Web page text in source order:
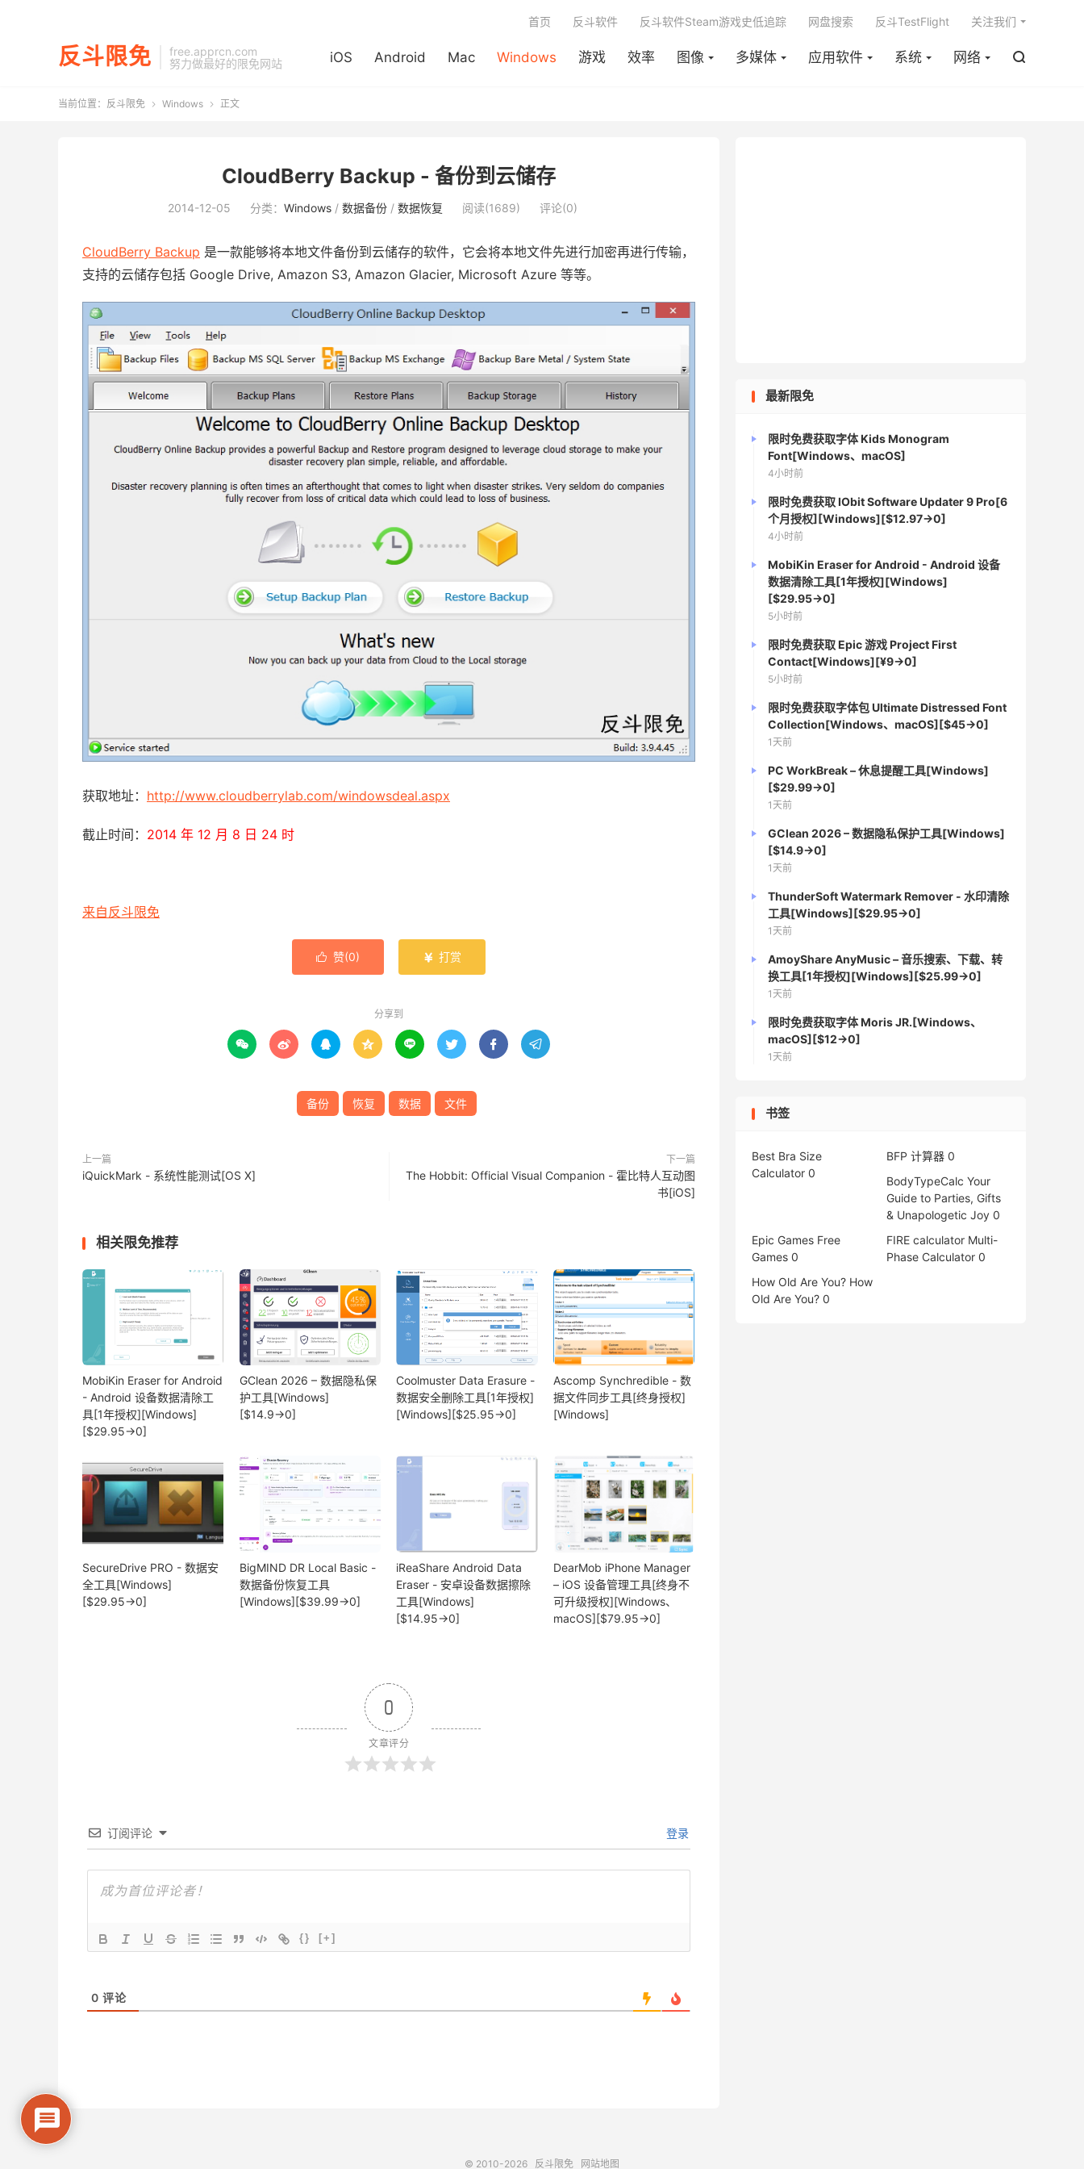
反斗限免
free.apprcn.com
努力做最好的限免网站
iOS Android Mac Windows 游戏 效率 图像 多媒体 应用软件 系统 网络 
首页 反斗软件 反斗软件Steam游戏史低追踪 网盘搜索 反斗TestFlight 关注我们
当前位置： 反斗限免  Windows  正文
CloudBerry Backup - 备份到云储存
2014-12-05 分类： Windows / 数据备份 / 数据恢复 阅读(1689) 评论(0)
CloudBerry Backup 是一款能够将本地文件备份到云储存的软件，它会将本地文件先进行加密再进行传输，
支持的云储存包括 Google Drive, Amazon S3, Amazon Glacier, Microsoft Azure 等等。
获取地址： http://www.cloudberrylab.com/windowsdeal.aspx
截止时间： 2014 年 12 月 8 日 24 时
来自反斗限免
 赞(0)  打赏
分享到
       
备份 恢复 数据 文件
上一篇
iQuickMark - 系统性能测试[OS X]
下一篇
The Hobbit: Official Visual Companion - 霍比特人互动图
书[iOS]
相关限免推荐
MobiKin Eraser for Android
- Android 设备数据清除工
具[1年授权][Windows]
[$29.95→0]
GClean 2026 – 数据隐私保
护工具[Windows]
[$14.9→0]
Coolmuster Data Erasure -
数据安全删除工具[1年授权]
[Windows][$25.95→0]
Ascomp Synchredible - 数
据文件同步工具[终身授权]
[Windows]
SecureDrive PRO - 数据安
全工具[Windows]
[$29.95→0]
BigMIND DR Local Basic -
数据备份恢复工具
[Windows][$39.99→0]
iReaShare Android Data
Eraser - 安卓设备数据擦除
工具[Windows]
[$14.95→0]
DearMob iPhone Manager
– iOS 设备管理工具[终身不
可升级授权][Windows、
macOS][$79.95→0]
0
文章评分
订阅评论 登录
{} [+]
0 评论
最新限免
限时免费获取字体 Kids Monogram
Font[Windows、macOS]
4小时前
限时免费获取 IObit Software Updater 9 Pro[6
个月授权][Windows][$12.97→0]
4小时前
MobiKin Eraser for Android - Android 设备
数据清除工具[1年授权][Windows]
[$29.95→0]
5小时前
限时免费获取 Epic 游戏 Project First
Contact[Windows][¥9→0]
5小时前
限时免费获取字体包 Ultimate Distressed Font
Collection[Windows、macOS][$45→0]
1天前
PC WorkBreak – 休息提醒工具[Windows]
[$29.99→0]
1天前
GClean 2026 – 数据隐私保护工具[Windows]
[$14.9→0]
1天前
ThunderSoft Watermark Remover - 水印清除
工具[Windows][$29.95→0]
1天前
AmoyShare AnyMusic – 音乐搜索、下载、转
换工具[1年授权][Windows][$25.99→0]
1天前
限时免费获取字体 Moris JR.[Windows、
macOS][$12→0]
1天前
书签
Best Bra Size
Calculator 0
BFP 计算器 0
BodyTypeCalc Your
Guide to Parties, Gifts
& Unapologetic Joy 0
Epic Games Free
Games 0
FIRE calculator Multi-
Phase Calculator 0
How Old Are You? How
Old Are You? 0
© 2010-2026 反斗限免 网站地图